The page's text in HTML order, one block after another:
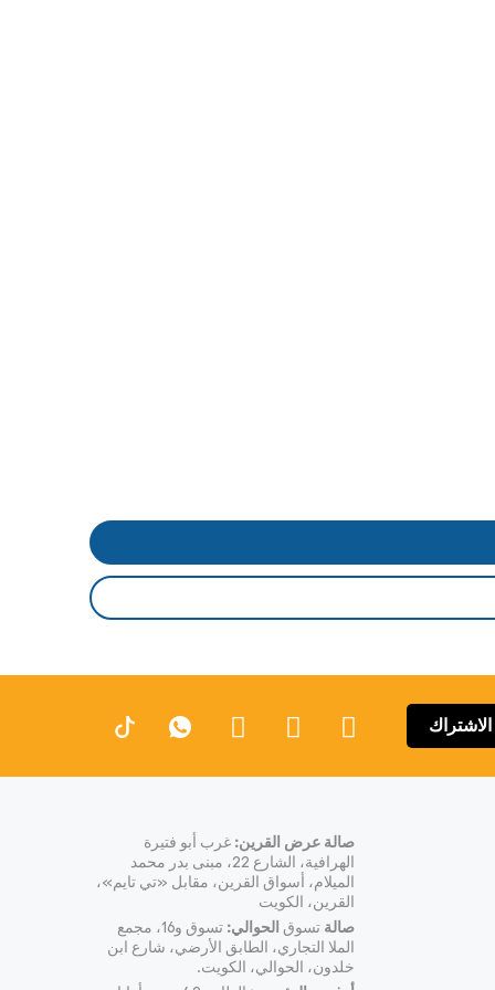
الاشتراك
صالة عرض القرين: غرب أبو فتيرة
الهرافية، الشارع 22، مبنى بدر محمد
الميلام، أسواق القرين، مقابل «تي تايم»،
القرين، الكويت
صالة تسوق الحوالي:
تسوق و16، مجمع
الملا التجاري، الطابق الأرضي، شارع ابن
خلدون، الحوالي، الكويت.